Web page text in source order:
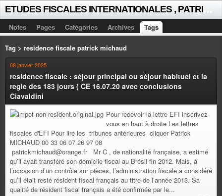
Notes Pages Catégories Archives Tags
Tag > residence fiscale patrick michaud
08 janvier 2025
residence fiscale : séjour principal ou séjour habituel et la
regle des 183 jours ( CE 16.07.20 avec conclusions
Ciavaldini
Pour recevoir la lettre EFI inscrivez-
vous en haut à droite Les lettres
fiscales d'EFI Pour lire les tribunes antérieures cliquer Patrick
MICHAUD 00 33 06 07 26 97 08
patrickmichaud@orange.fr Mr C , de nationalité française, a estimé
qu’il avait transféré son domicile fiscal au Brésil fin 2012. Mais, à
l’occasion d’un contrôle sur pièces, l’administration fiscale a considéré
qu’il était resté résident fiscal français au titre de l’année 2013. Sa
qualité de résident fiscal français a été confirmée par le...